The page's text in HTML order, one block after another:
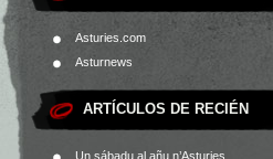
Asturies.com
Asturnews
ARTÍCULOS DE RECIÉN
Un sábadu al añu n’Asturies